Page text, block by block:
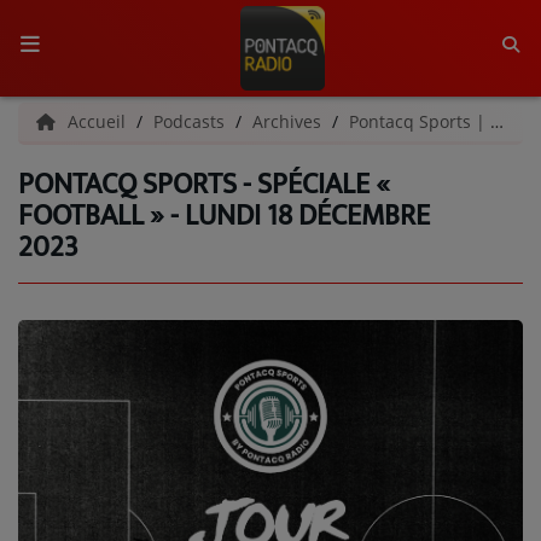
ACCUEIL
RADIO
QUI SOMMES-NOUS ?
L'ÉQUIPE
GRILLE DES PROGRAMMES
C'ÉTAIT QUOI CE TITRE ?
PODCASTS - SAISON 2026/2027
Accueil Podcasts Archives Pontacq Sports | Archives
PONTACQ SPORTS - SPÉCIALE «
FOOTBALL » - LUNDI 18 DÉCEMBRE
2023